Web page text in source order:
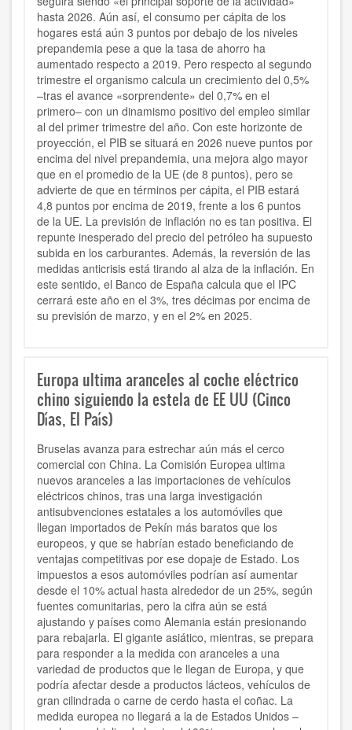
hasta 2026. Aún así, el consumo per cápita de los
hogares está aún 3 puntos por debajo de los niveles
prepandemia pese a que la tasa de ahorro ha
aumentado respecto a 2019. Pero respecto al segundo
trimestre el organismo calcula un crecimiento del 0,5%
–tras el avance «sorprendente» del 0,7% en el
primero– con un dinamismo positivo del empleo similar
al del primer trimestre del año. Con este horizonte de
proyección, el PIB se situará en 2026 nueve puntos por
encima del nivel prepandemia, una mejora algo mayor
que en el promedio de la UE (de 8 puntos), pero se
advierte de que en términos per cápita, el PIB estará
4,8 puntos por encima de 2019, frente a los 6 puntos
de la UE. La previsión de inflación no es tan positiva. El
repunte inesperado del precio del petróleo ha supuesto
subida en los carburantes. Además, la reversión de las
medidas anticrisis está tirando al alza de la inflación. En
este sentido, el Banco de España calcula que el IPC
cerrará este año en el 3%, tres décimas por encima de
su previsión de marzo, y en el 2% en 2025.
Europa ultima aranceles al coche eléctrico
chino siguiendo la estela de EE UU (Cinco
Días, El País)
Bruselas avanza para estrechar aún más el cerco
comercial con China. La Comisión Europea ultima
nuevos aranceles a las importaciones de vehículos
eléctricos chinos, tras una larga investigación
antisubvenciones estatales a los automóviles que
llegan importados de Pekín más baratos que los
europeos, y que se habrían estado beneficiando de
ventajas competitivas por ese dopaje de Estado. Los
impuestos a esos automóviles podrían así aumentar
desde el 10% actual hasta alrededor de un 25%, según
fuentes comunitarias, pero la cifra aún se está
ajustando y países como Alemania están presionando
para rebajarla. El gigante asiático, mientras, se prepara
para responder a la medida con aranceles a una
variedad de productos que le llegan de Europa, y que
podría afectar desde a productos lácteos, vehículos de
gran cilindrada o carne de cerdo hasta el coñac. La
medida europea no llegará a la de Estados Unidos –